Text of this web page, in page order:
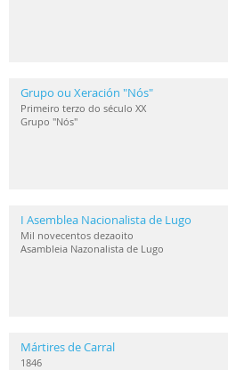
Grupo ou Xeración "Nós"
Primeiro terzo do século XX
Grupo "Nós"
I Asemblea Nacionalista de Lugo
Mil novecentos dezaoito
Asambleia Nazonalista de Lugo
Mártires de Carral
1846